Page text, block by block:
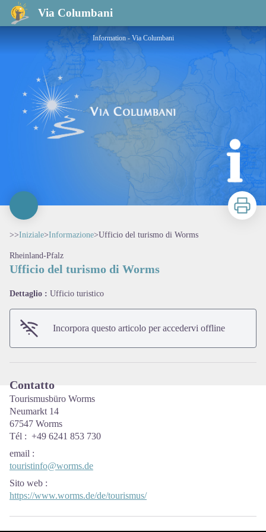
Via Columbani
Ufficio del turismo di Worms
Information - Via Columbani
Stampa
>>Iniziale>Informazione>Ufficio del turismo di Worms
Rheinland-Pfalz
Ufficio del turismo di Worms
Dettaglio : Ufficio turistico
Incorpora questo articolo per accedervi offline
Contatto
Tourismusbüro Worms
Neumarkt 14
67547 Worms
Tél : +49 6241 853 730
email :
touristinfo@worms.de
Sito web :
https://www.worms.de/de/tourismus/